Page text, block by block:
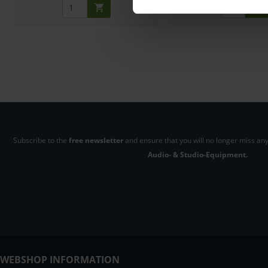
Subscribe to the free newsletterand ensure that you will no longer miss
Audio- & Studio-Equipment.
WEBSHOP INFORMATION